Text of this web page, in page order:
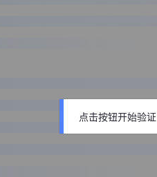
点击按钮开始验证